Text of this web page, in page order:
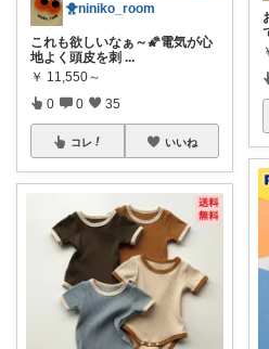
🐥niniko_room
これも欲しいなぁ～🌠電気が心
地よく頭皮を刺 ...
￥ 11,550～
0 0 35
コレ いいね